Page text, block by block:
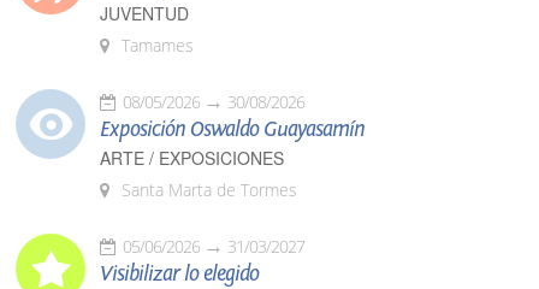
JUVENTUD
Tamames
08/05/2026 30/08/2026
Exposición Oswaldo Guayasamín
ARTE / EXPOSICIONES
Santa Marta de Tormes
05/06/2026 31/03/2027
Visibilizar lo elegido